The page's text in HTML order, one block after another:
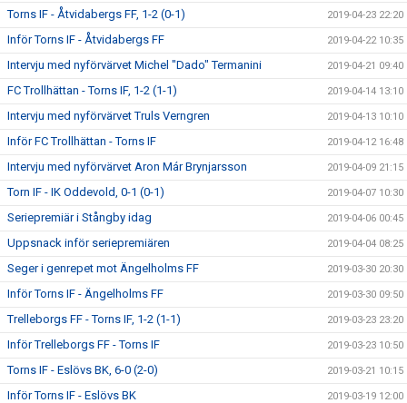
Torns IF - Åtvidabergs FF, 1-2 (0-1) 2019-04-23 22:20
Inför Torns IF - Åtvidabergs FF 2019-04-22 10:35
Intervju med nyförvärvet Michel "Dado" Termanini 2019-04-21 09:40
FC Trollhättan - Torns IF, 1-2 (1-1) 2019-04-14 13:10
Intervju med nyförvärvet Truls Verngren 2019-04-13 10:10
Inför FC Trollhättan - Torns IF 2019-04-12 16:48
Intervju med nyförvärvet Aron Már Brynjarsson 2019-04-09 21:15
Torn IF - IK Oddevold, 0-1 (0-1) 2019-04-07 10:30
Seriepremiär i Stångby idag 2019-04-06 00:45
Uppsnack inför seriepremiären 2019-04-04 08:25
Seger i genrepet mot Ängelholms FF 2019-03-30 20:30
Inför Torns IF - Ängelholms FF 2019-03-30 09:50
Trelleborgs FF - Torns IF, 1-2 (1-1) 2019-03-23 23:20
Inför Trelleborgs FF - Torns IF 2019-03-23 10:50
Torns IF - Eslövs BK, 6-0 (2-0) 2019-03-21 10:15
Inför Torns IF - Eslövs BK 2019-03-19 12:00